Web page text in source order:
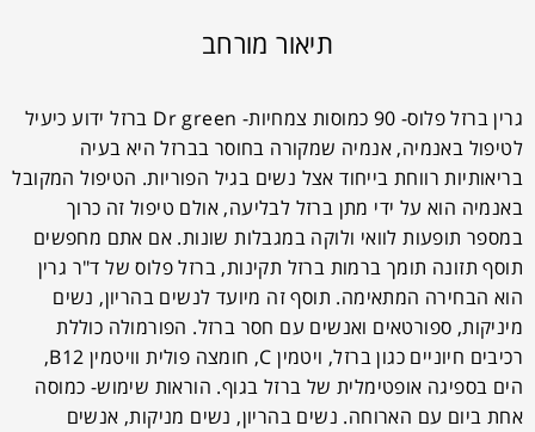
תיאור מורחב
גרין ברזל פלוס- 90 כמוסות צמחיות- Dr green ברזל ידוע כיעיל
לטיפול באנמיה, אנמיה שמקורה בחוסר בברזל היא בעיה
בריאותיות רווחת בייחוד אצל נשים בגיל הפוריות. הטיפול המקובל
באנמיה הוא על ידי מתן ברזל לבליעה, אולם טיפול זה כרוך
במספר תופעות לוואי ולוקה במגבלות שונות. אם אתם מחפשים
תוסף תזונה תומך ברמות ברזל תקינות, ברזל פלוס של ד"ר גרין
הוא הבחירה המתאימה. תוסף זה מיועד לנשים בהריון, נשים
מיניקות, ספורטאים ואנשים עם חסר ברזל. הפורמולה כוללת
רכיבים חיוניים כגון ברזל, ויטמין C, חומצה פולית וויטמין B12,
הים בספיגה אופטימלית של ברזל בגוף. הוראות שימוש- כמוסה
אחת ביום עם הארוחה. נשים בהריון, נשים מניקות, אנשים